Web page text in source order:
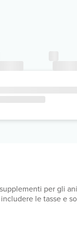
per gli
le tasse e